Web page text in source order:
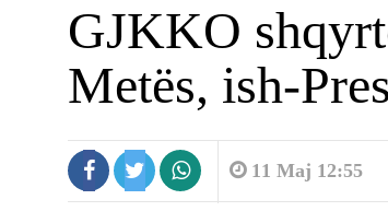
GJKKO
Metës, ish-
11 Maj 12:55